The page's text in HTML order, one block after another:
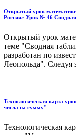
Открытый урок
России» Урок № 46
Открытый урок
теме "Сводная
разработан по
Леопольда". Следуя
Технологическая карта
числа на сумму"
Технологическая